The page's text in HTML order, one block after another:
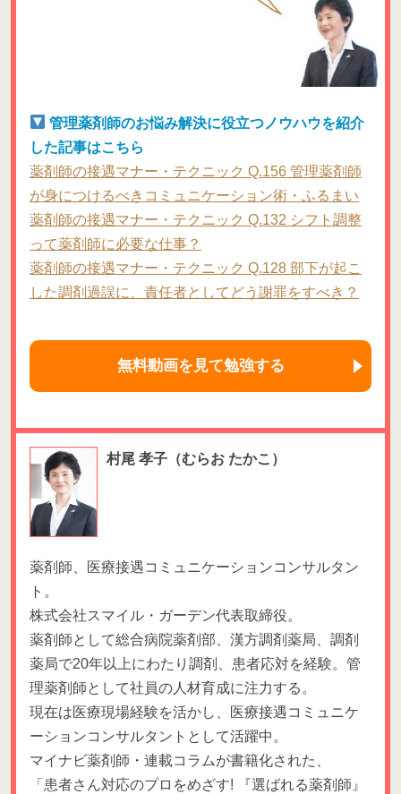
管理薬剤師のお悩み解決に役立つノウハウを紹介
した記事はこちら
薬剤師の接遇マナー・テクニック Q.156 管理薬剤師
が身につけるべきコミュニケーション術・ふるまい
薬剤師の接遇マナー・テクニック Q.132 シフト調整
って薬剤師に必要な仕事？
薬剤師の接遇マナー・テクニック Q.128 部下が起こ
した調剤過誤に、責任者としてどう謝罪をすべき？
無料動画を見て勉強する
村尾 孝子 （むらお たかこ）
薬剤師、医療接遇コミュニケーションコンサルタン
ト。
株式会社スマイル・ガーデン代表取締役。
薬剤師として総合病院薬剤部、漢方調剤薬局、調剤
薬局で20年以上にわたり調剤、患者応対を経験。管
理薬剤師として社員の人材育成に注力する。
現在は医療現場経験を活かし、医療接遇コミュニケ
ーションコンサルタントとして活躍中。
マイナビ薬剤師・連載コラムが書籍化された、
「患者さん対応のプロをめざす! 『選ばれる薬剤師』